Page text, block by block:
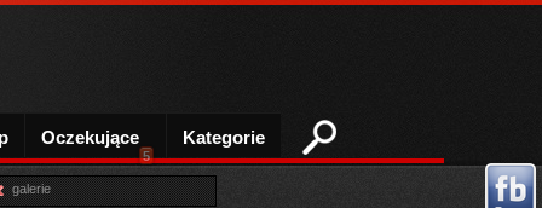
Oczekujące
5
Kategorie
galerie